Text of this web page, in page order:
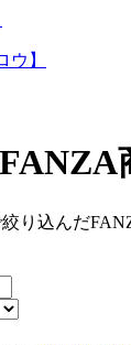
ウ】
り込んだ